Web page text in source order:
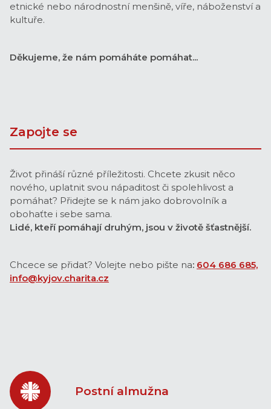
etnické nebo národnostní menšině, víře, náboženství a
kultuře.
Děkujeme, že nám pomáháte pomáhat...
Zapojte se
Život přináší různé příležitosti. Chcete zkusit něco
nového, uplatnit svou nápaditost či spolehlivost a
pomáhat? Přidejte se k nám jako dobrovolník a
obohaťte i sebe sama.
Lidé, kteří pomáhají druhým, jsou v životě šťastnější.
Chcece se přidat? Volejte nebo pište na: 604 686 685,
info@kyjov.charita.cz
Postní almužna